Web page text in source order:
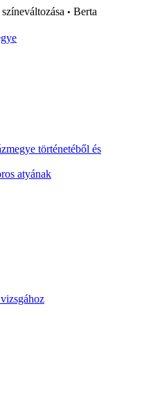
• Berta
történetéből és
atyának